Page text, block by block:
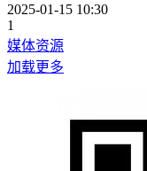
2025-01-15 10:30
1
媒体资源
加载更多